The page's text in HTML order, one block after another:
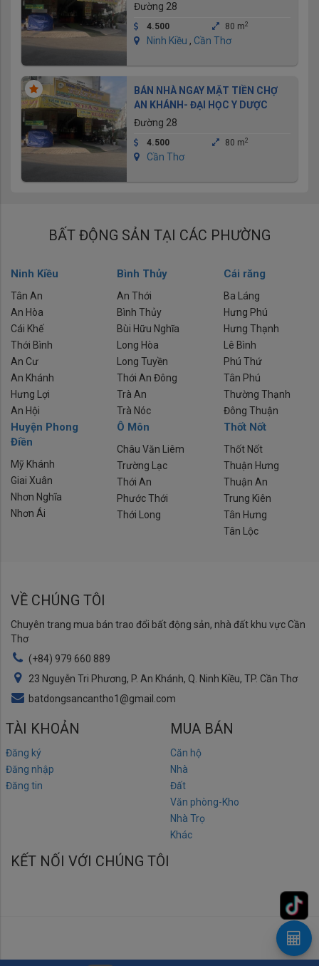
Đường 28
4.500 80 m2
Ninh Kiều , Cần Thơ
BÁN NHÀ NGAY MẶT TIỀN CHỢ
AN KHÁNH- ĐẠI HỌC Y DƯỢC
Đường 28
4.500 80 m2
Cần Thơ
BẤT ĐỘNG SẢN TẠI CÁC PHƯỜNG
Ninh Kiều
Tân An
An Hòa
Cái Khế
Thới Bình
An Cư
An Khánh
Hưng Lợi
An Hội
Bình Thủy
An Thới
Bình Thủy
Bùi Hữu Nghĩa
Long Hòa
Long Tuyền
Thới An Đông
Trà An
Trà Nóc
Cái răng
Ba Láng
Hưng Phú
Hưng Thạnh
Lê Bình
Phú Thứ
Tân Phú
Thường Thạnh
Đông Thuận
Huyện Phong
Điền
Mỹ Khánh
Giai Xuân
Nhơn Nghĩa
Nhơn Ái
Ô Môn
Châu Văn Liêm
Trường Lạc
Thới An
Phước Thới
Thới Long
Thốt Nốt
Thốt Nốt
Thuận Hưng
Thuận An
Trung Kiên
Tân Hưng
Tân Lộc
VỀ CHÚNG TÔI
Chuyên trang mua bán trao đổi bất động sản, nhà đất khu vực Cần
Thơ
(+84) 979 660 889
23 Nguyễn Tri Phương, P. An Khánh, Q. Ninh Kiều, TP. Cần Thơ
batdongsancantho1@gmail.com
TÀI KHOẢN
Đăng ký
Đăng nhập
Đăng tin
MUA BÁN
Căn hộ
Nhà
Đất
Văn phòng-Kho
Nhà Trọ
Khác
KẾT NỐI VỚI CHÚNG TÔI